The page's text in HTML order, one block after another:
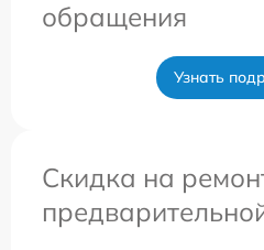
обращения
Узнать
Скидка на